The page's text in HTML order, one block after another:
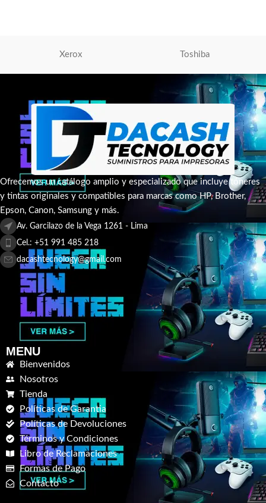
Xerox Toshiba
Ofrecemos un catálogo amplio y especializado que incluye tóneres
y tintas originales y compatibles para marcas como HP, Brother,
Epson, Canon, Samsung y más.
Av. Garcilazo de la Vega 1261 - Lima
Cel.: +51 991 485 218
dacashtecnology@gmail.com
MENU
Bienvenidos
Nosotros
Tienda
Políticas de Garantia
Políticas de Devoluciones
Términos y Condiciones
Libro de Reclamaciones
Formas de Pago
Contacto